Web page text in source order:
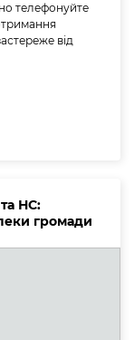
телефонуйте
від
НС:
громади